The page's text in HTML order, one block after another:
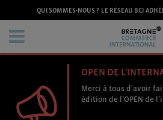
QUI SOMMES-NOUS ? LE RÉSEAU BCI
OPEN DE
Merci à tous d’avoir
édition de l’OPEN de